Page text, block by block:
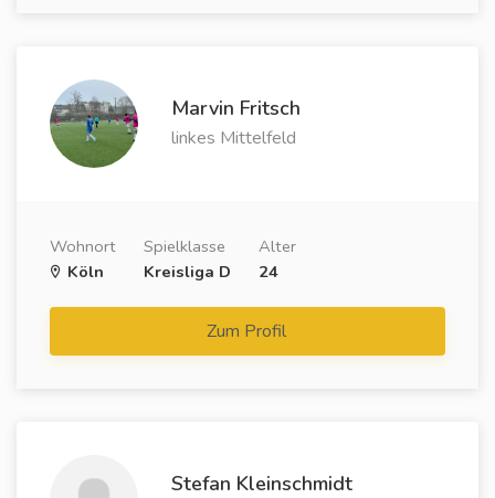
Marvin Fritsch
linkes Mittelfeld
Wohnort
Köln
Spielklasse
Kreisliga D
Alter
24
Zum Profil
Stefan Kleinschmidt